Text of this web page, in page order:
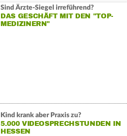
Sind Ärzte-Siegel irreführend?
DAS GESCHÄFT MIT DEN "TOP-
MEDIZINERN"
Kind krank aber Praxis zu?
5.000 VIDEOSPRECHSTUNDEN IN
HESSEN